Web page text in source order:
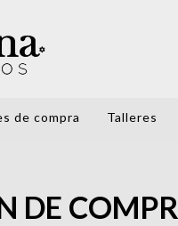
de compra Talleres
DE